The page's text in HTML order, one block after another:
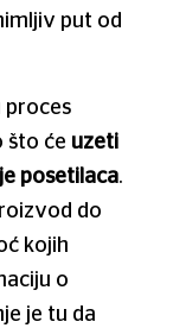
put od
proces
što će uzeti
posetilaca.
do
kojih
o
je tu da